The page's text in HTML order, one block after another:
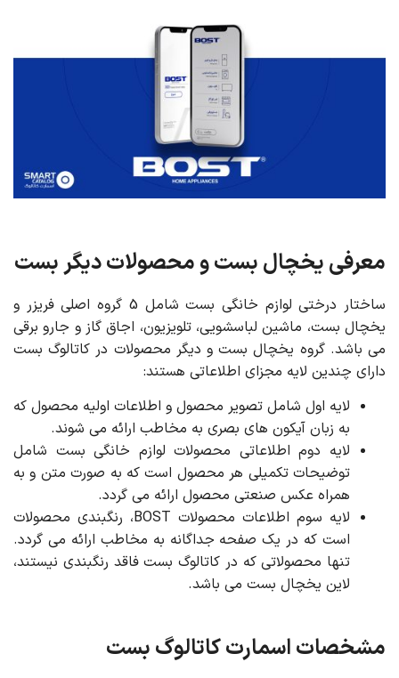
معرفی یخچال بست و محصولات دیگر بست
ساختار درختی لوازم خانگی بست شامل 5 گروه اصلی فریزر و
یخچال بست، ماشین لباسشویی، تلویزیون، اجاق گاز و جارو برقی
می باشد. گروه یخچال بست و دیگر محصولات در کاتالوگ بست
دارای چندین لایه مجزای اطلاعاتی هستند:
لایه اول شامل تصویر محصول و اطلاعات اولیه محصول که
به زبان آیکون های بصری به مخاطب ارائه می شوند.
لایه دوم اطلاعاتی محصولات لوازم خانگی بست شامل
توضیحات تکمیلی هر محصول است که به صورت متن و به
همراه عکس صنعتی محصول ارائه می گردد.
لایه سوم اطلاعات محصولات BOST، رنگبندی محصولات
است که در یک صفحه جداگانه به مخاطب ارائه می گردد.
تنها محصولاتی که در کاتالوگ بست فاقد رنگبندی نیستند،
لاین یخچال بست می باشد.
مشخصات اسمارت کاتالوگ بست